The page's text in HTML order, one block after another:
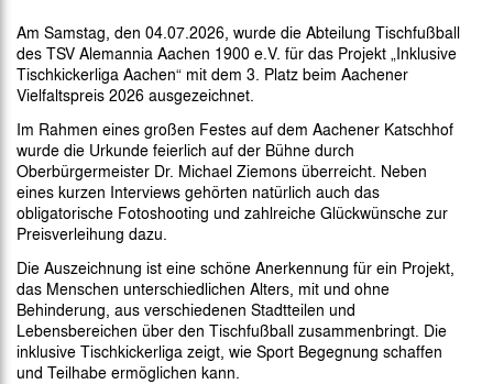
Am Samstag, den 04.07.2026, wurde die Abteilung Tischfußball
des TSV Alemannia Aachen 1900 e.V. für das Projekt „Inklusive
Tischkickerliga Aachen“ mit dem 3. Platz beim Aachener
Vielfaltspreis 2026 ausgezeichnet.
Im Rahmen eines großen Festes auf dem Aachener Katschhof
wurde die Urkunde feierlich auf der Bühne durch
Oberbürgermeister Dr. Michael Ziemons überreicht. Neben
eines kurzen Interviews gehörten natürlich auch das
obligatorische Fotoshooting und zahlreiche Glückwünsche zur
Preisverleihung dazu.
Die Auszeichnung ist eine schöne Anerkennung für ein Projekt,
das Menschen unterschiedlichen Alters, mit und ohne
Behinderung, aus verschiedenen Stadtteilen und
Lebensbereichen über den Tischfußball zusammenbringt. Die
inklusive Tischkickerliga zeigt, wie Sport Begegnung schaffen
und Teilhabe ermöglichen kann.